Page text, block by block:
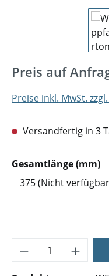
Preis auf
Preise inkl. MwSt.
Versandfertig in 3
Gesamtlänge (mm)
Produkt